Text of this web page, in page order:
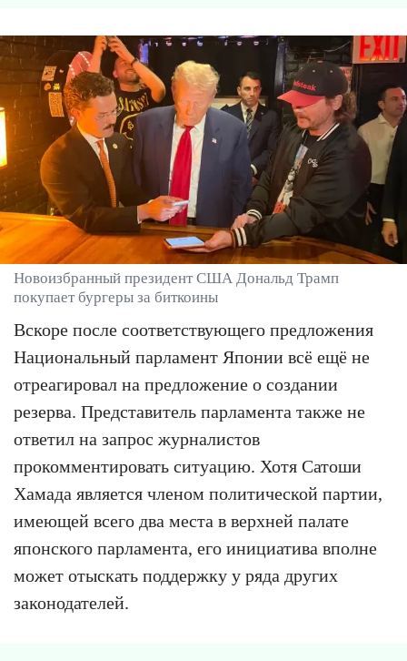
Новоизбранный президент США Дональд Трамп
покупает бургеры за биткоины
Вскоре после соответствующего предложения
Национальный парламент Японии всё ещё не
отреагировал на предложение о создании
резерва. Представитель парламента также не
ответил на запрос журналистов
прокомментировать ситуацию. Хотя Сатоши
Хамада является членом политической партии,
имеющей всего два места в верхней палате
японского парламента, его инициатива вполне
может отыскать поддержку у ряда других
законодателей.